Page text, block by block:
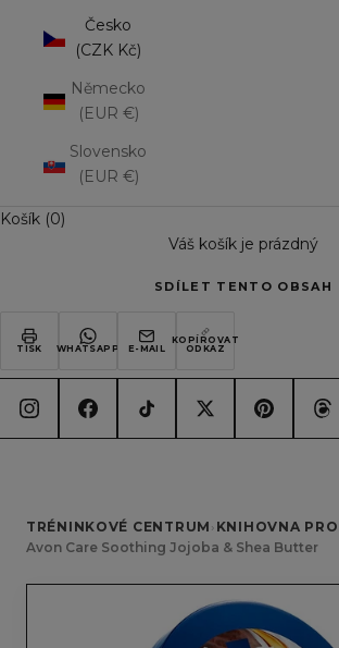
Česko
(CZK Kč)
Německo
(EUR €)
Slovensko
(EUR €)
Košík (0)
Váš košík je prázdný
SDÍLET TENTO OBSAH
TISK WHATSAPP E-MAIL
KOPÍROVAT
ODKAZ
TRÉNINKOVÉ CENTRUM › KNIHOVNA
Avon Care Soothing Jojoba & Shea Butter